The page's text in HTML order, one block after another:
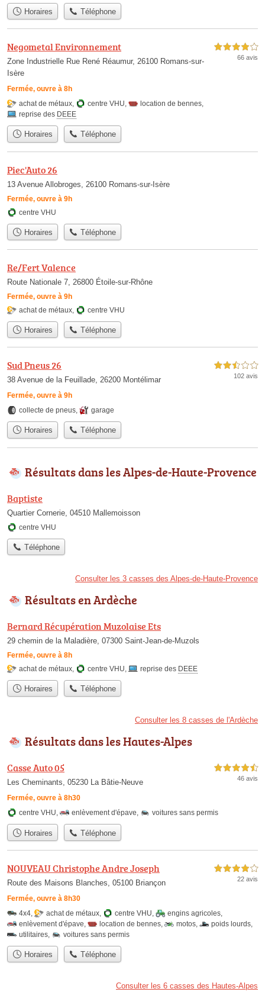
Horaires Téléphone
Negometal Environnement
Zone Industrielle Rue René Réaumur, 26100 Romans-sur-
Isère
Fermée, ouvre à 8h
4,0 étoiles sur 5
66 avis
achat de métaux, centre VHU, location de bennes,
reprise des DEEE
Horaires Téléphone
Piec'Auto 26
13 Avenue Allobroges, 26100 Romans-sur-Isère
Fermée, ouvre à 9h
centre VHU
Horaires Téléphone
Re/Fert Valence
Route Nationale 7, 26800 Étoile-sur-Rhône
Fermée, ouvre à 9h
achat de métaux, centre VHU
Horaires Téléphone
Sud Pneus 26
38 Avenue de la Feuillade, 26200 Montélimar
Fermée, ouvre à 9h
2,5 étoiles sur 5
102 avis
collecte de pneus, garage
Horaires Téléphone
Résultats dans les Alpes-de-Haute-Provence
Baptiste
Quartier Cornerie, 04510 Mallemoisson
centre VHU
Téléphone
Consulter les 3 casses des Alpes-de-Haute-Provence
Résultats en Ardèche
Bernard Récupération Muzolaise Ets
29 chemin de la Maladière, 07300 Saint-Jean-de-Muzols
Fermée, ouvre à 8h
achat de métaux, centre VHU, reprise des DEEE
Horaires Téléphone
Consulter les 8 casses de l'Ardèche
Résultats dans les Hautes-Alpes
Casse Auto 05
Les Cheminants, 05230 La Bâtie-Neuve
Fermée, ouvre à 8h30
4,5 étoiles sur 5
46 avis
centre VHU, enlèvement d'épave, voitures sans permis
Horaires Téléphone
NOUVEAU Christophe Andre Joseph
Route des Maisons Blanches, 05100 Briançon
Fermée, ouvre à 8h30
4,0 étoiles sur 5
22 avis
4x4 achat de métaux centre VHU engins agricoles
enlèvement d'épave
location de bennes motos poids lourds
utilitaires
voitures sans permis
Horaires Téléphone
Consulter les 6 casses des Hautes-Alpes